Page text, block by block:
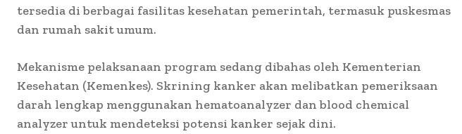
tersedia di berbagai fasilitas kesehatan pemerintah, termasuk puskesmas
dan rumah sakit umum.
Mekanisme pelaksanaan program sedang dibahas oleh Kementerian
Kesehatan (Kemenkes). Skrining kanker akan melibatkan pemeriksaan
darah lengkap menggunakan hematoanalyzer dan blood chemical
analyzer untuk mendeteksi potensi kanker sejak dini.